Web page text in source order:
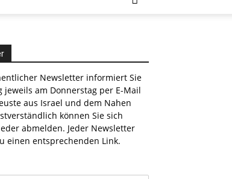
Newsletter informiert Sie
jeweils am Donnerstag per E-Mail
aus Israel und dem Nahen
können Sie sich
abmelden. Jeder Newsletter
einen entsprechenden Link.